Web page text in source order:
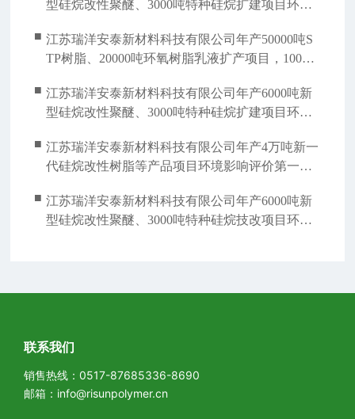
型硅烷改性聚醚、3000吨特种硅烷扩建项目环境
■ 江苏瑞洋安泰新材料科技有限公司年产50000吨S
TP树脂、20000吨环氧树脂乳液扩产项目，10000
（第一阶段）竣工环境保护验收监测报告验收公
示
■ 江苏瑞洋安泰新材料科技有限公司年产6000吨新
型硅烷改性聚醚、3000吨特种硅烷扩建项目环境
■ 江苏瑞洋安泰新材料科技有限公司年产4万吨新一
代硅烷改性树脂等产品项目环境影响评价第一次
■ 江苏瑞洋安泰新材料科技有限公司年产6000吨新
型硅烷改性聚醚、3000吨特种硅烷技改项目环境
联系我们
销售热线： 0517-87685336-8690
邮箱： info@risunpolymer.cn